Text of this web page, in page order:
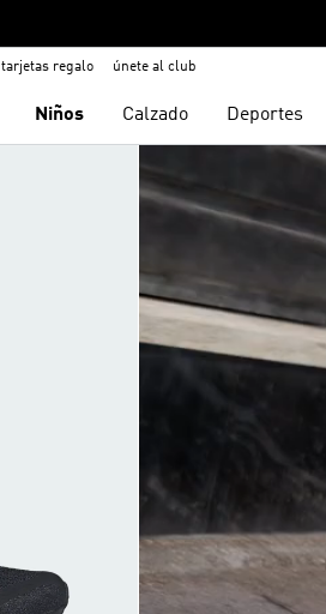
tarjetas regalo únete al club
Niños Calzado Deportes